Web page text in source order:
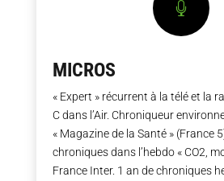

MICROS
« Expert » récurrent à la télé et la
C dans l’Air. Chroniqueur
« Magazine de la Santé » (France
chroniques dans l’hebdo « CO2,
France Inter. 1 an de chroniques